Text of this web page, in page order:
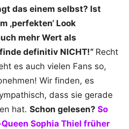
das einem selbst? Ist
‚perfekten‘ Look
mehr Wert als
definitiv NICHT!“ Recht
es auch vielen Fans so,
Wir finden, es
dass sie gerade
hat. Schon gelesen? So
Sophia Thiel früher